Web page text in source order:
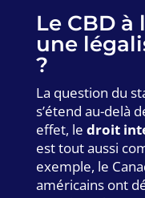
Le CBD
une
?
La question du
s’étend au-delà
effet, le droit
est tout aussi
exemple, le
américains ont